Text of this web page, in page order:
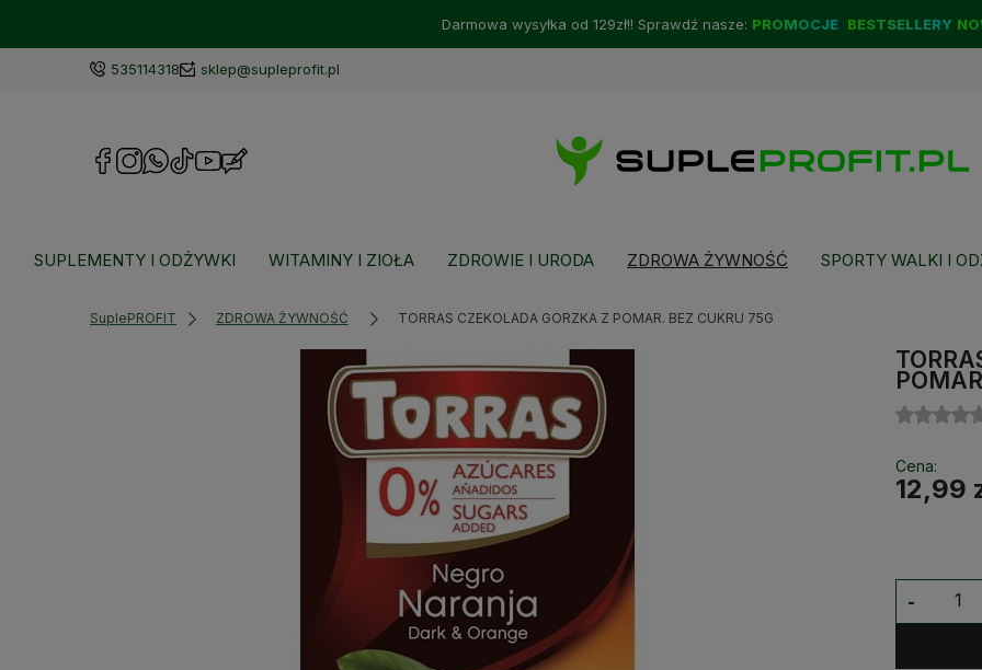
Darmowa wysyłka od 129zł!! Sprawdź nasze: PROMOCJE BESTSELLERY
535114318 sklep@supleprofit.pl
SUPLEMENTY I ODŻYWKI WITAMINY I ZIOŁA ZDROWIE I URODA ZDROWA ŻYWNOŚĆ SPORTY WALKI I
SuplePROFIT ZDROWA ŻYWNOŚĆ TORRAS CZEKOLADA GORZKA Z POMAR. BEZ CUKRU 75G
Cena:
12,99
-